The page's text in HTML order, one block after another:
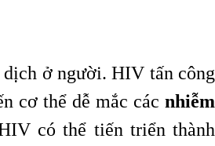
ở người. HIV tấn công
cơ thể dễ mắc cácnhiễm
có thể tiến triển thành